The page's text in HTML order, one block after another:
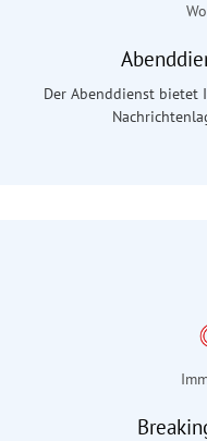
Der Abenddienst bietet